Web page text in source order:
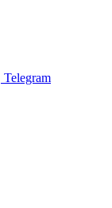
Telegram